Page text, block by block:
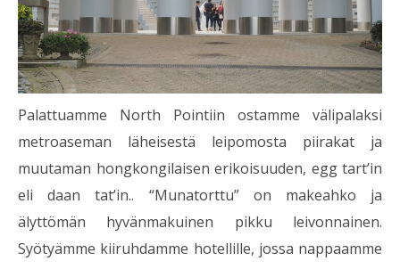
Palattuamme North Pointiin ostamme välipalaksi
metroaseman läheisestä leipomosta piirakat ja
muutaman hongkongilaisen erikoisuuden, egg tart’in
eli daan tat’in.. “Munatorttu” on makeahko ja
älyttömän hyvänmakuinen pikku leivonnainen.
Syötyämme kiiruhdamme hotellille, jossa nappaamme